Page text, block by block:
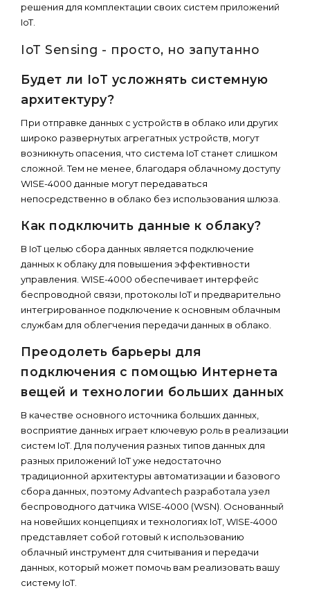
решения для комплектации своих систем приложений
IoT.
IoT Sensing - просто, но запутанно
Будет ли IoT усложнять системную
архитектуру?
При отправке данных с устройств в облако или других
широко развернутых агрегатных устройств, могут
возникнуть опасения, что система IoT станет слишком
сложной. Тем не менее, благодаря облачному доступу
WISE-4000 данные могут передаваться
непосредственно в облако без использования шлюза.
Как подключить данные к облаку?
В IoT целью сбора данных является подключение
данных к облаку для повышения эффективности
управления. WISE-4000 обеспечивает интерфейс
беспроводной связи, протоколы IoT и предварительно
интегрированное подключение к основным облачным
службам для облегчения передачи данных в облако.
Преодолеть барьеры для
подключения с помощью Интернета
вещей и технологии больших данных
В качестве основного источника больших данных,
восприятие данных играет ключевую роль в реализации
систем IoT. Для получения разных типов данных для
разных приложений IoT уже недостаточно
традиционной архитектуры автоматизации и базового
сбора данных, поэтому Advantech разработала узел
беспроводного датчика WISE-4000 (WSN). Основанный
на новейших концепциях и технологиях IoT, WISE-4000
представляет собой готовый к использованию
облачный инструмент для считывания и передачи
данных, который может помочь вам реализовать вашу
систему IoT.